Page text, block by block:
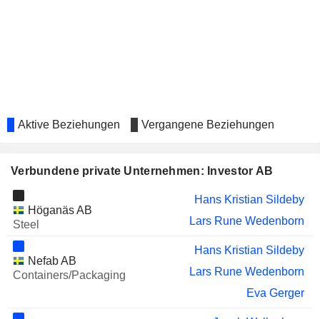
WÄRTSILÄ OYJ
Thomas Johnstone
PEAB AB
Eva Gerger
Johan Bygge
KINNEVIK AB
Helena Ildiko Saxon
Grace Reksten Skaugen
REDERIAKTIEBOLAGET
Lars Rune Wedenborn
Aktive Beziehungen Vergangene Beziehungen
Verbundene private Unternehmen: Investor AB
Höganäs AB
Steel
Hans Kristian Sildeby
Lars Rune Wedenborn
Nefab AB
Containers/Packaging
Hans Kristian Sildeby
Lars Rune Wedenborn
Eva Gerger